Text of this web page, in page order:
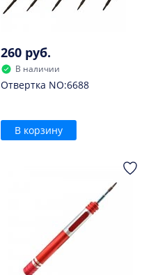
260 руб.
В наличии
Отвертка NO:6688
В корзину